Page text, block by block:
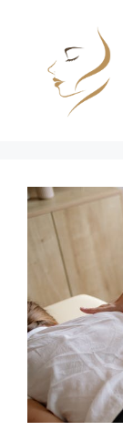
springen